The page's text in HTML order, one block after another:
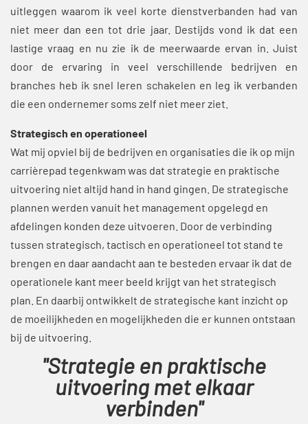
uitleggen waarom ik veel korte dienstverbanden had van
niet meer dan een tot drie jaar. Destijds vond ik dat een
lastige vraag en nu zie ik de meerwaarde ervan in. Juist
door de ervaring in veel verschillende bedrijven en
branches heb ik snel leren schakelen en leg ik verbanden
die een ondernemer soms zelf niet meer ziet.
Strategisch en operationeel
Wat mij opviel bij de bedrijven en organisaties die ik op mijn
carrièrepad tegenkwam was dat strategie en praktische
uitvoering niet altijd hand in hand gingen. De strategische
plannen werden vanuit het management opgelegd en
afdelingen konden deze uitvoeren. Door de verbinding
tussen strategisch, tactisch en operationeel tot stand te
brengen en daar aandacht aan te besteden ervaar ik dat de
operationele kant meer beeld krijgt van het strategisch
plan. En daarbij ontwikkelt de strategische kant inzicht op
de moeilijkheden en mogelijkheden die er kunnen ontstaan
bij de uitvoering.
"Strategie en praktische
uitvoering met elkaar
verbinden"